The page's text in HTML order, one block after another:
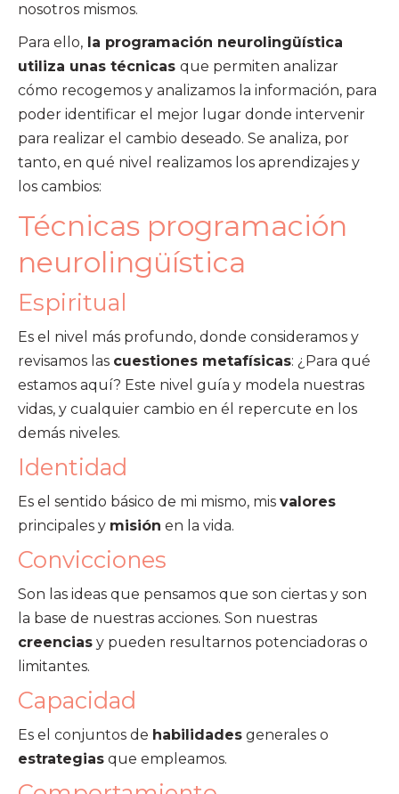
nosotros mismos.
Para ello, la programación neurolingüística
utiliza unas técnicas que permiten analizar
cómo recogemos y analizamos la información, para
poder identificar el mejor lugar donde intervenir
para realizar el cambio deseado. Se analiza, por
tanto, en qué nivel realizamos los aprendizajes y
los cambios:
Técnicas programación
neurolingüística
Espiritual
Es el nivel más profundo, donde consideramos y
revisamos las cuestiones metafísicas: ¿Para qué
estamos aquí? Este nivel guía y modela nuestras
vidas, y cualquier cambio en él repercute en los
demás niveles.
Identidad
Es el sentido básico de mi mismo, mis valores
principales y misión en la vida.
Convicciones
Son las ideas que pensamos que son ciertas y son
la base de nuestras acciones. Son nuestras
creencias y pueden resultarnos potenciadoras o
limitantes.
Capacidad
Es el conjuntos de habilidades generales o
estrategias que empleamos.